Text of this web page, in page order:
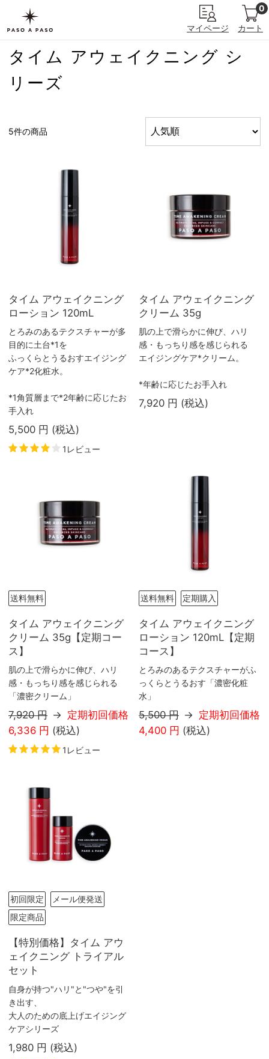
マイページ
0
カート
タイム アウェイクニング シ
リーズ
5件の商品
タイム アウェイクニング
ローション 120mL
とろみのあるテクスチャーが多
目的に土台*1を
ふっくらとうるおすエイジング
ケア*2化粧水。
*1角質層まで*2年齢に応じたお
手入れ
5,500 円 (税込)
1レビュー
タイム アウェイクニング
クリーム 35g
肌の上で滑らかに伸び、ハリ
感・もっちり感を感じられる
エイジングケア*クリーム。
*年齢に応じたお手入れ
7,920 円 (税込)
送料無料
タイム アウェイクニング
クリーム 35g【定期コー
ス】
肌の上で滑らかに伸び、ハリ
感・もっちり感を感じられる
「濃密クリーム」
7,920 円 → 定期初回価格
6,336 円 (税込)
1レビュー
送料無料 定期購入
タイム アウェイクニング
ローション 120mL【定期
コース】
とろみのあるテクスチャーがふ
っくらとうるおす「濃密化粧
水」
5,500 円 → 定期初回価格
4,400 円 (税込)
初回限定
メール便発送
限定商品
【特別価格】タイム アウ
ェイクニング トライアル
セット
自身が持つ"ハリ"と"つや"を引
き出す、
大人のための底上げエイジング
ケアシリーズ
1,980 円 (税込)